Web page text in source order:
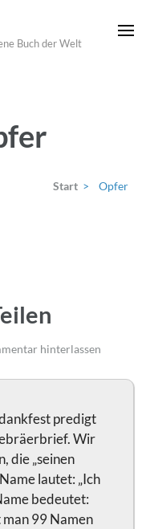
Buch der Welt
Start > Opfer
hinterlassen
predigt
Wir
die „seinen
lautet: „Ich
bedeutet:
man 99 Namen